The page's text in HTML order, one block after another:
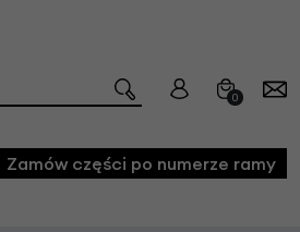
0
Zamów części po numerze ramy